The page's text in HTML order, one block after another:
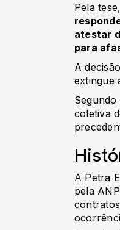
Pela tese,
atestar
para
A
extingue
coletiva
A Petra
pela